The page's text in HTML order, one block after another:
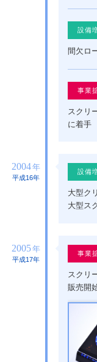
設備
間欠ロ
事業
スクリ
に着手
2004年
平成16年
設備
大型ク
大型ス
2005年
平成17年
事業
スクリ
販売開